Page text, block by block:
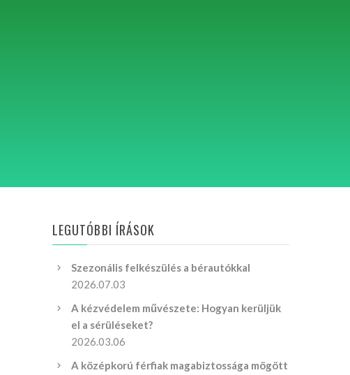
LEGUTÓBBI ÍRÁSOK
Szezonális felkészülés a bérautókkal
2026.07.03
A kézvédelem művészete: Hogyan kerüljük
el a sérüléseket?
2026.03.06
A középkorú férfiak magabiztossága mögött